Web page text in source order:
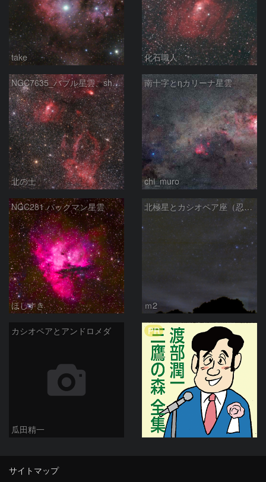
take 化石職人
NGC7635_バブル星雲、sh2-157_くわがた星雲
北の士
南十字とηカリーナ星雲
chi_muro
NGC281 パックマン星雲
ほしすき
北極星とカシオペア座（忍び寄る秋）
ｍ2
カシオペアとアンドロメダ
瓜田精一
PR
サイトマップ